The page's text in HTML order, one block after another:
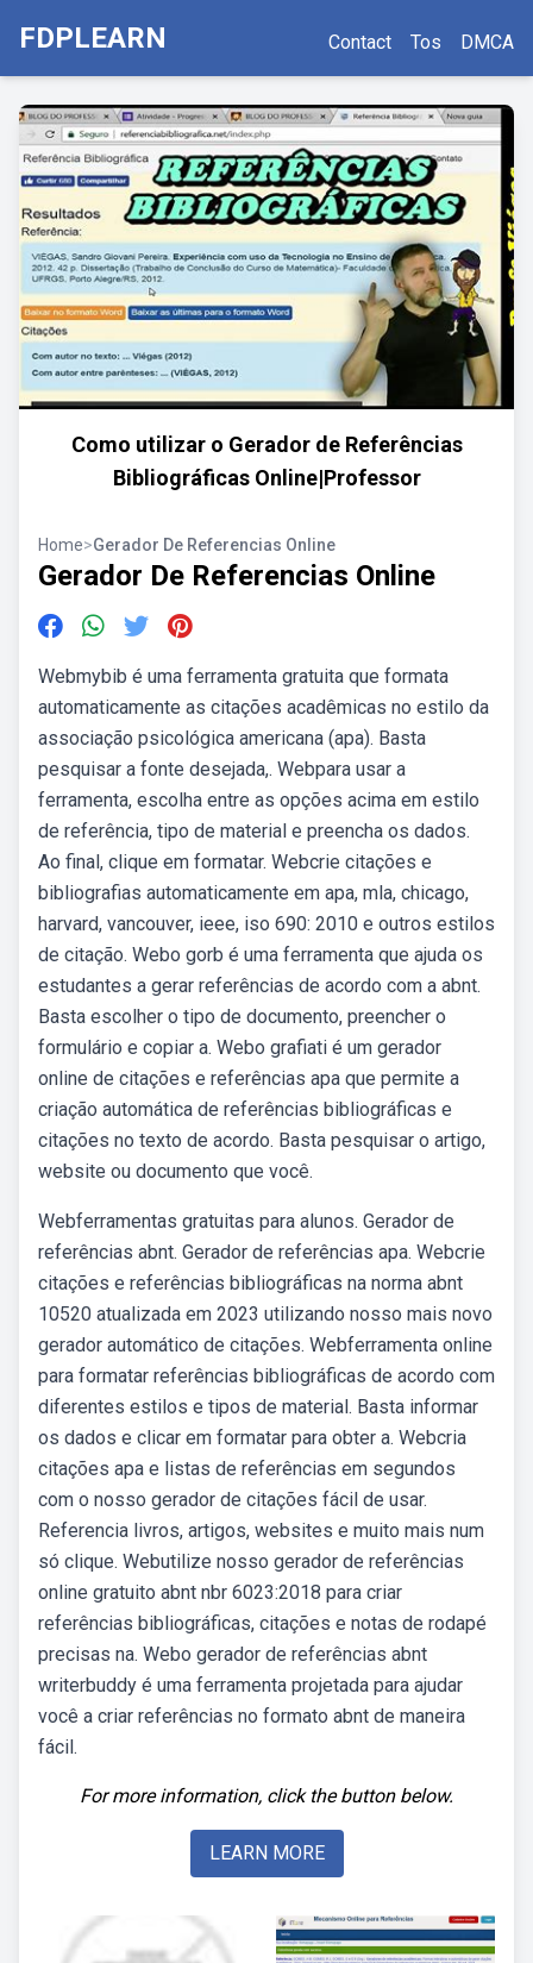
FDPLEARN Contact Tos DMCA
Como utilizar o Gerador de Referências
Bibliográficas Online|Professor
Home>Gerador De Referencias Online
Gerador De Referencias Online
Webmybib é uma ferramenta gratuita que formata
automaticamente as citações acadêmicas no estilo da
associação psicológica americana (apa). Basta
pesquisar a fonte desejada,. Webpara usar a
ferramenta, escolha entre as opções acima em estilo
de referência, tipo de material e preencha os dados.
Ao final, clique em formatar. Webcrie citações e
bibliografias automaticamente em apa, mla, chicago,
harvard, vancouver, ieee, iso 690: 2010 e outros estilos
de citação. Webo gorb é uma ferramenta que ajuda os
estudantes a gerar referências de acordo com a abnt.
Basta escolher o tipo de documento, preencher o
formulário e copiar a. Webo grafiati é um gerador
online de citações e referências apa que permite a
criação automática de referências bibliográficas e
citações no texto de acordo. Basta pesquisar o artigo,
website ou documento que você.
Webferramentas gratuitas para alunos. Gerador de
referências abnt. Gerador de referências apa. Webcrie
citações e referências bibliográficas na norma abnt
10520 atualizada em 2023 utilizando nosso mais novo
gerador automático de citações. Webferramenta online
para formatar referências bibliográficas de acordo com
diferentes estilos e tipos de material. Basta informar
os dados e clicar em formatar para obter a. Webcria
citações apa e listas de referências em segundos
com o nosso gerador de citações fácil de usar.
Referencia livros, artigos, websites e muito mais num
só clique. Webutilize nosso gerador de referências
online gratuito abnt nbr 6023:2018 para criar
referências bibliográficas, citações e notas de rodapé
precisas na. Webo gerador de referências abnt
writerbuddy é uma ferramenta projetada para ajudar
você a criar referências no formato abnt de maneira
fácil.
For more information, click the button below.
LEARN MORE